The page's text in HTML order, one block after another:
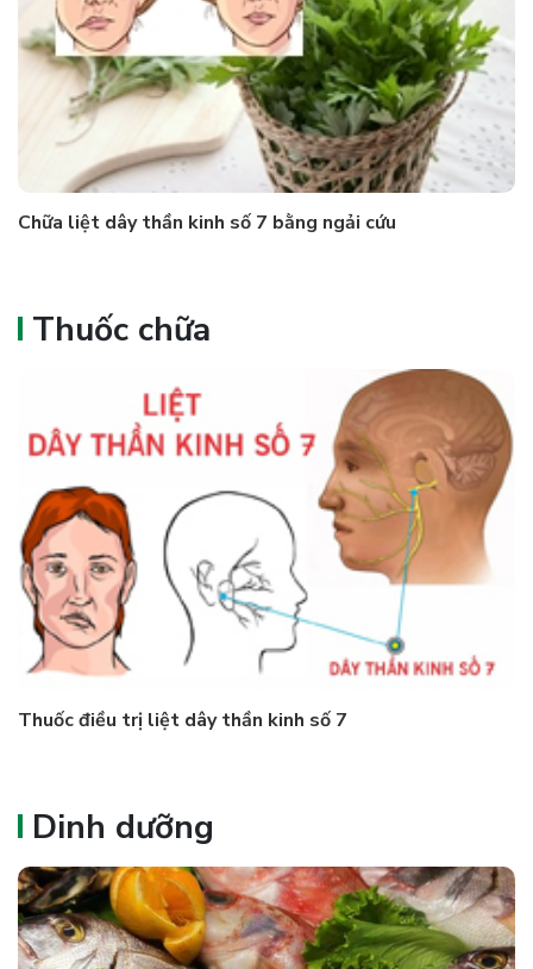
Chữa liệt dây thần kinh số 7 bằng ngải cứu
Thuốc chữa
Thuốc điều trị liệt dây thần kinh số 7
Dinh dưỡng